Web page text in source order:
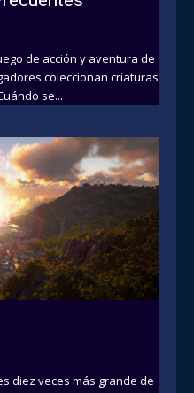
coleccionan criaturas
llamadas Dokebi. ¿Cuándo se...
diez veces más grande de